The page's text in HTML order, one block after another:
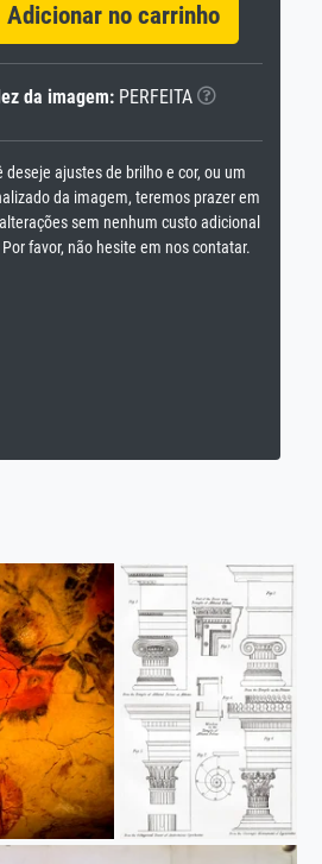
no carrinho
da imagem: PERFEITA
deseje ajustes de brilho e cor, ou um
da imagem, teremos prazer em
sem nenhum custo adicional
favor, não hesite em nos contatar.